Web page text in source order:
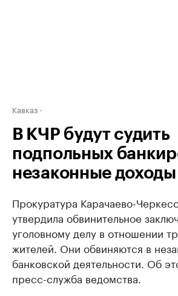
Кавказ
В КЧР будут судить
подпольных
незаконные
Прокуратура Карачаево-
утвердила обвинительное
уголовному делу в отношении
жителей. Они обвиняются в
банковской деятельности. Об
пресс-служба ведомства.